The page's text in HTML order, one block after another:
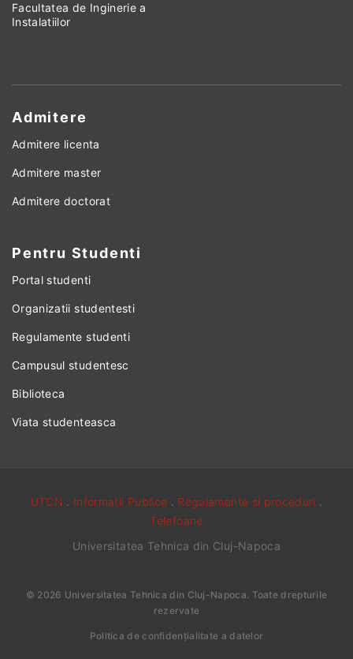
Facultatea de Inginerie a
Instalatiilor
Admitere
Admitere licenta
Admitere master
Admitere doctorat
Pentru Studenti
Portal studenti
Organizatii studentesti
Regulamente studenti
Campusul studentesc
Biblioteca
Viata studenteasca
UTCN . Informatii Publice . Regulamente si proceduri .
Telefoane
Universitatea Tehnica din Cluj-Napoca
© 2026 Universitatea Tehnica din Cluj-Napoca. Toate drepturile
rezervate
Politica de confidențialitate a datelor